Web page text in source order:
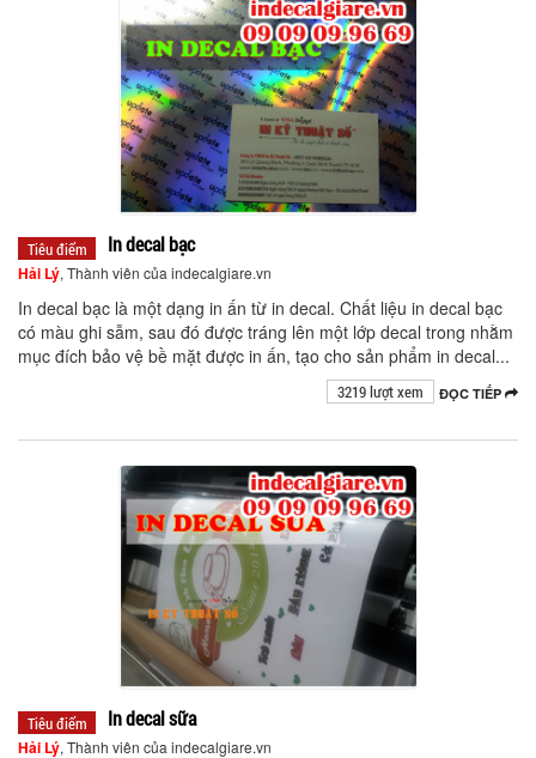
Tiêu điểm In decal bạc
Hải Lý, Thành viên của indecalgiare.vn
In decal bạc là một dạng in ấn từ in decal. Chất liệu in decal bạc
có màu ghi sẫm, sau đó được tráng lên một lớp decal trong nhằm
mục đích bảo vệ bề mặt được in ấn, tạo cho sản phẩm in decal...
ĐỌC TIẾP
3219 lượt xem
Tiêu điểm In decal sữa
Hải Lý, Thành viên của indecalgiare.vn